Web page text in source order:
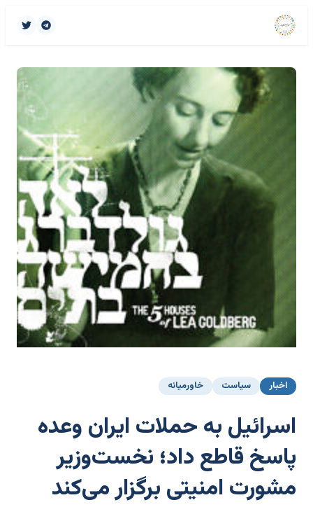
اخبار سیاست خاورمیانه
اسرائیل به حملات ایران وعده
پاسخ قاطع داد؛ نخست‌وزیر
مشورت امنیتی برگزار می‌کند